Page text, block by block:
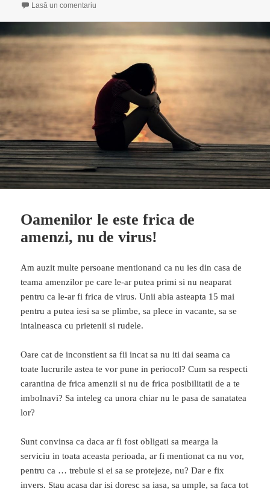
pe
Lasă un comentariu
Oamenilor le este frica de
amenzi, nu de virus!
Am auzit multe persoane mentionand ca nu ies din casa de
teama amenzilor pe care le-ar putea primi si nu neaparat
pentru ca le-ar fi frica de virus. Unii abia asteapta 15 mai
pentru a putea iesi sa se plimbe, sa plece in vacante, sa se
intalneasca cu prietenii si rudele.
Oare cat de inconstient sa fii incat sa nu iti dai seama ca
toate lucrurile astea te vor pune in periocol? Cum sa respecti
carantina de frica amenzii si nu de frica posibilitatii de a te
imbolnavi? Sa inteleg ca unora chiar nu le pasa de sanatatea
lor?
Sunt convinsa ca daca ar fi fost obligati sa mearga la
serviciu in toata aceasta perioada, ar fi mentionat ca nu vor,
pentru ca … trebuie si ei sa se protejeze, nu? Dar e fix
invers. Stau acasa dar isi doresc sa iasa, sa umple, sa faca tot